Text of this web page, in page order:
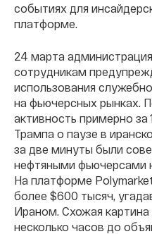
событиях для
платформе.
24 марта
сотрудникам
использования
на фьючерсных рынках.
активность примерно
Трампа о паузе в
за две минуты были
нефтяными фьючерсами
На платформе
более $600 тысяч,
Ираном. Схожая картина
несколько часов до